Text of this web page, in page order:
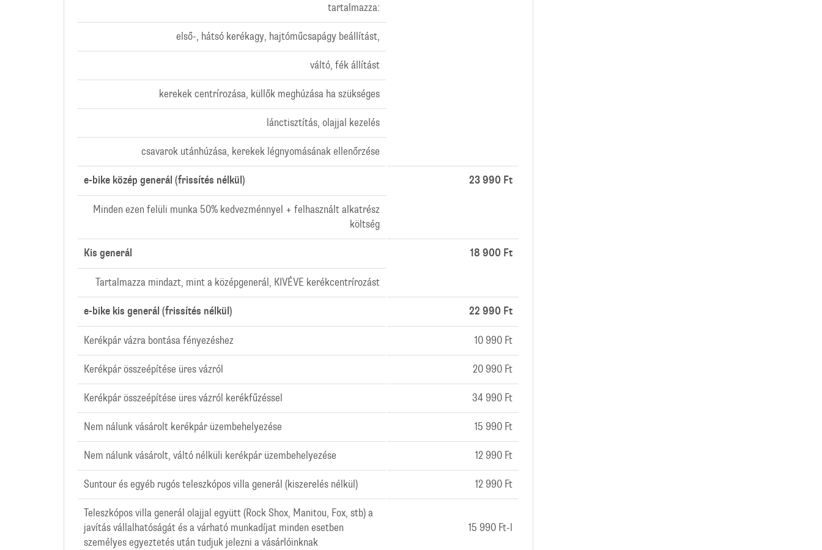
tartalmazza:
első-, hátsó kerékagy, hajtóműcsapágy beállítást,
váltó, fék állítást
kerekek centrírozása, küllők meghúzása ha szükséges
lánctisztítás, olajjal kezelés
csavarok utánhúzása, kerekek légnyomásának ellenőrzése
e-bike közép generál (frissítés nélkül) 23 990 Ft
Minden ezen felüli munka 50% kedvezménnyel + felhasznált alkatrész
költség
Kis generál 18 900 Ft
Tartalmazza mindazt, mint a középgenerál, KIVÉVE kerékcentrírozást
e-bike kis generál (frissítés nélkül) 22 990 Ft
Kerékpár vázra bontása fényezéshez 10 990 Ft
Kerékpár összeépítése üres vázról 20 990 Ft
Kerékpár összeépítése üres vázról kerékfűzéssel 34 990 Ft
Nem nálunk vásárolt kerékpár üzembehelyezése 15 990 Ft
Nem nálunk vásárolt, váltó nélküli kerékpár üzembehelyezése 12 990 Ft
Suntour és egyéb rugós teleszkópos villa generál (kiszerelés nélkül) 12 990 Ft
Teleszkópos villa generál olajjal együtt (Rock Shox, Manitou, Fox, stb) a
javítás vállalhatóságát és a várható munkadíjat minden esetben
személyes egyeztetés után tudjuk jelezni a vásárlóinknak
15 990 Ft-l